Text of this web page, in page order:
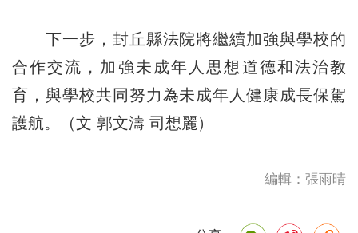
下一步，封丘縣法院將繼續加強與學校的
合作交流，加強未成年人思想道德和法治教
育，與學校共同努力為未成年人健康成長保駕
護航。（文 郭文濤 司想麗）
編輯：張雨晴